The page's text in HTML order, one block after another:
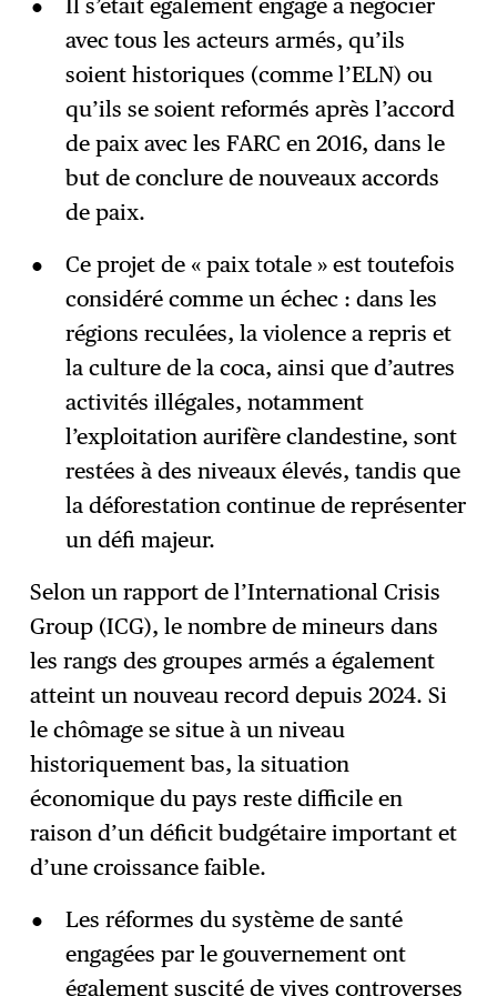
Il s’était également engagé à négocier
avec tous les acteurs armés, qu’ils
soient historiques (comme l’ELN) ou
qu’ils se soient reformés après l’accord
de paix avec les FARC en 2016, dans le
but de conclure de nouveaux accords
de paix.
Ce projet de « paix totale » est toutefois
considéré comme un échec : dans les
régions reculées, la violence a repris et
la culture de la coca, ainsi que d’autres
activités illégales, notamment
l’exploitation aurifère clandestine, sont
restées à des niveaux élevés, tandis que
la déforestation continue de représenter
un défi majeur.
Selon un rapport de l’International Crisis
Group (ICG), le nombre de mineurs dans
les rangs des groupes armés a également
atteint un nouveau record depuis 2024. Si
le chômage se situe à un niveau
historiquement bas, la situation
économique du pays reste difficile en
raison d’un déficit budgétaire important et
d’une croissance faible.
Les réformes du système de santé
engagées par le gouvernement ont
également suscité de vives controverses